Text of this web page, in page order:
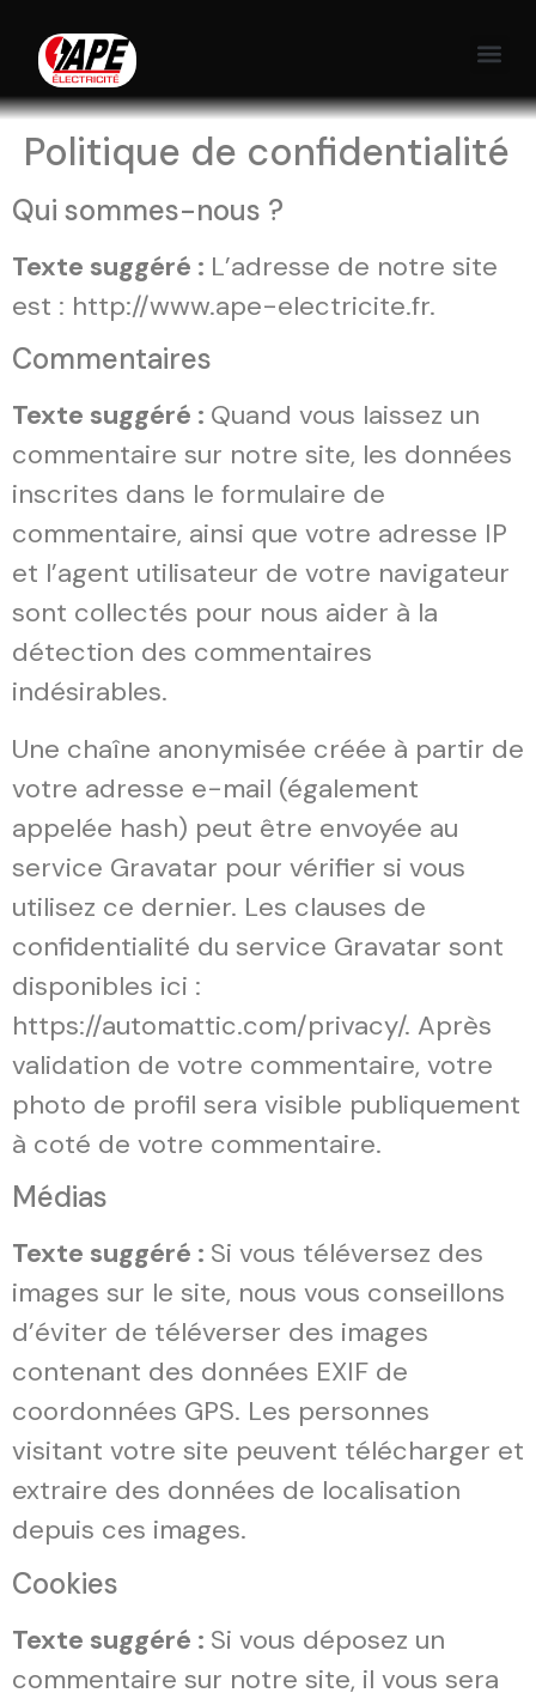
Politique de confidentialité
Qui sommes-nous ?
Texte suggéré : L’adresse de notre site
est : http://www.ape-electricite.fr.
Commentaires
Texte suggéré : Quand vous laissez un
commentaire sur notre site, les données
inscrites dans le formulaire de
commentaire, ainsi que votre adresse IP
et l’agent utilisateur de votre navigateur
sont collectés pour nous aider à la
détection des commentaires
indésirables.
Une chaîne anonymisée créée à partir de
votre adresse e-mail (également
appelée hash) peut être envoyée au
service Gravatar pour vérifier si vous
utilisez ce dernier. Les clauses de
confidentialité du service Gravatar sont
disponibles ici :
https://automattic.com/privacy/. Après
validation de votre commentaire, votre
photo de profil sera visible publiquement
à coté de votre commentaire.
Médias
Texte suggéré : Si vous téléversez des
images sur le site, nous vous conseillons
d’éviter de téléverser des images
contenant des données EXIF de
coordonnées GPS. Les personnes
visitant votre site peuvent télécharger et
extraire des données de localisation
depuis ces images.
Cookies
Texte suggéré : Si vous déposez un
commentaire sur notre site, il vous sera